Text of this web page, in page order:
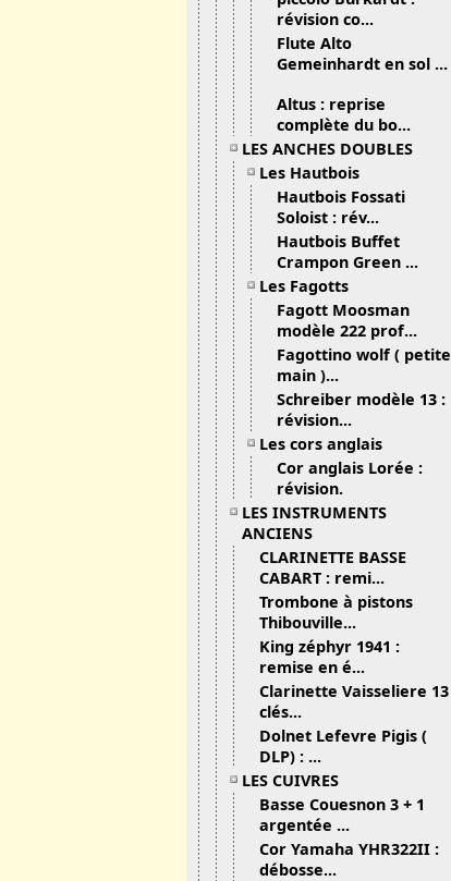
révision co...
Flute Alto
Gemeinhardt en sol ...
Altus : reprise
complète du bo...
LES ANCHES DOUBLES
Les Hautbois
Hautbois Fossati
Soloist : rév...
Hautbois Buffet
Crampon Green ...
Les Fagotts
Fagott Moosman
modèle 222 prof...
Fagottino wolf ( petite
main )...
Schreiber modèle 13 :
révision...
Les cors anglais
Cor anglais Lorée :
révision.
LES INSTRUMENTS
ANCIENS
CLARINETTE BASSE
CABART : remi...
Trombone à pistons
Thibouville...
King zéphyr 1941 :
remise en é...
Clarinette Vaisseliere 13
clés...
Dolnet Lefevre Pigis (
DLP) : ...
LES CUIVRES
Basse Couesnon 3 + 1
argentée ...
Cor Yamaha YHR322II :
débosse...